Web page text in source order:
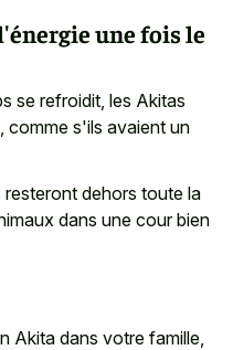
une fois le
se refroidit, les Akitas
comme s'ils avaient un
resteront dehors toute la
dans une cour bien
Akita dans votre famille,